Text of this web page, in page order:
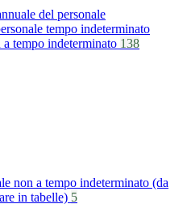
del personale
tempo indeterminato
a tempo indeterminato 138
non a tempo indeterminato (da
in tabelle) 5